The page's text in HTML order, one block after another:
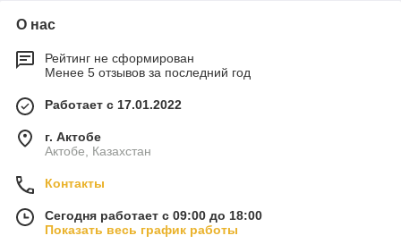
О нас
Рейтинг не сформирован
Менее 5 отзывов за последний год
Работает с 17.01.2022
г. Актобе
Актобе, Казахстан
Контакты
Сегодня работает с 09:00 до 18:00
Показать весь график работы